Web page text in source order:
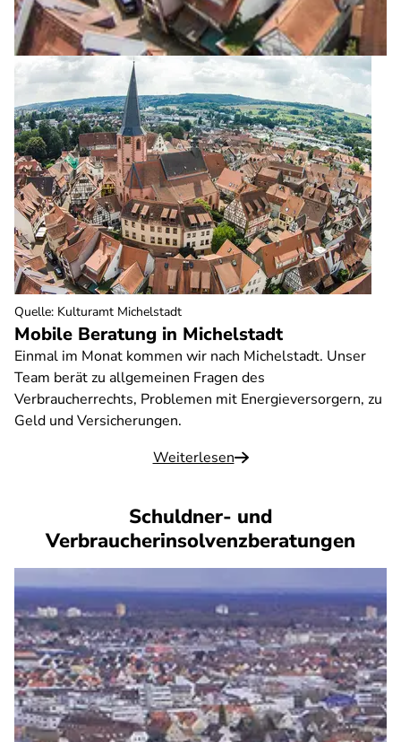
Mobile Beratung in Michelstadt
Einmal im Monat kommen wir nach Michelstadt. Unser
Team berät zu allgemeinen Fragen des
Verbraucherrechts, Problemen mit Energieversorgern, zu
Geld und Versicherungen.
Weiterlesen
Quelle: Kulturamt Michelstadt
Schuldner- und
Verbraucherinsolvenzberatungen